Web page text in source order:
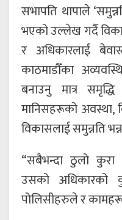
सभापति थापाले
भएको उल्लेख गर्दै
र अधिकारलाई
काठमाडौँका
बनाउनु मात्र
मानिसहरूको अवस्था,
विकासलाई समुन्नति
“सबैभन्दा ठुलो कुरा
उसको अधिकारको
पोलिसीहरुले र